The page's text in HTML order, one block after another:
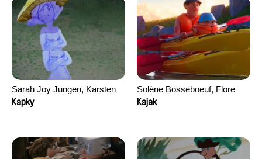
Sarah Joy Jungen, Karsten
Kjærulf-Hoop
Kapky
Solène Bosseboeuf, Flore
Dechorgnat, Tiphaine Klein,
Kajak